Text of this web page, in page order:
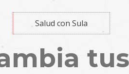
Salud con Sula